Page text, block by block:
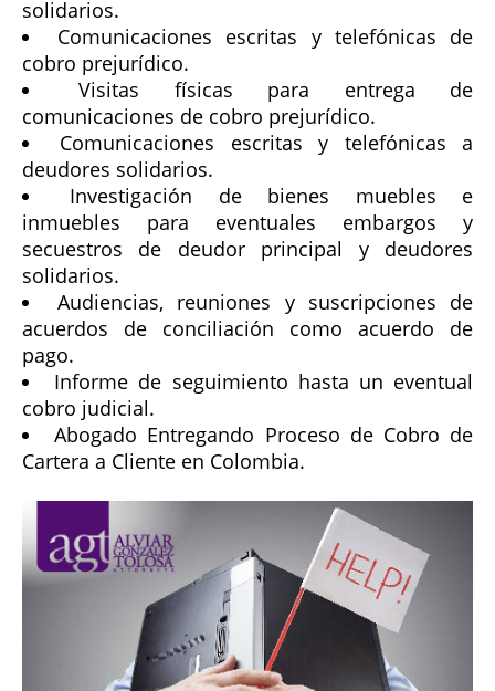
solidarios.
Comunicaciones escritas y telefónicas de
cobro prejurídico.
Visitas físicas para entrega de
comunicaciones de cobro prejurídico.
Comunicaciones escritas y telefónicas a
deudores solidarios.
Investigación de bienes muebles e
inmuebles para eventuales embargos y
secuestros de deudor principal y deudores
solidarios.
Audiencias, reuniones y suscripciones de
acuerdos de conciliación como acuerdo de
pago.
Informe de seguimiento hasta un eventual
cobro judicial.
Abogado Entregando Proceso de Cobro de
Cartera a Cliente en Colombia.